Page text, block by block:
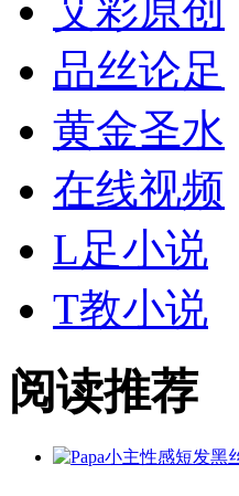
艾彩原创
品丝论足
黄金圣水
在线视频
L足小说
T教小说
阅读推荐